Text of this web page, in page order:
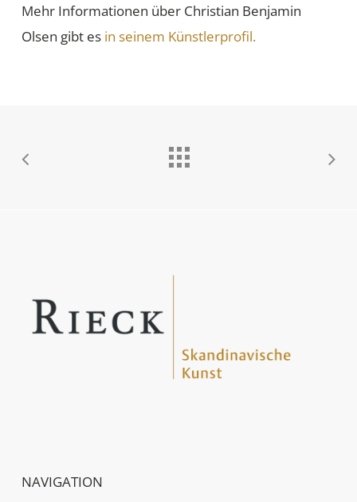
Mehr Informationen über Christian Benjamin
Olsen gibt es in seinem Künstlerprofil.
NAVIGATION